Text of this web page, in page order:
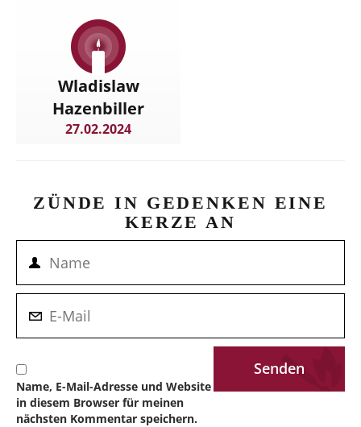
Wladislaw
Hazenbiller
27.02.2024
ZÜNDE IN GEDENKEN EINE
KERZE AN
Name, E-Mail-Adresse und Website
in diesem Browser für meinen
nächsten Kommentar speichern.